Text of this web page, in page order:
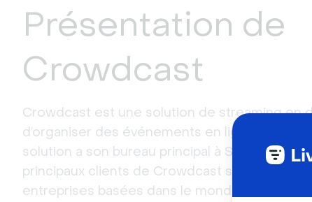
Présentation de
Crowdcast
Crowdcast est une solution de streaming en
d’organiser des événements en ligne. Rendue
solution a son bureau principal à San
principaux clients de Crowdcast sont des
entreprises basées dans le monde entier.